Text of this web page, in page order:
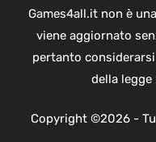
Games4all.it non è
viene aggiornato
pertanto
della legge
Copyright ©2026 -